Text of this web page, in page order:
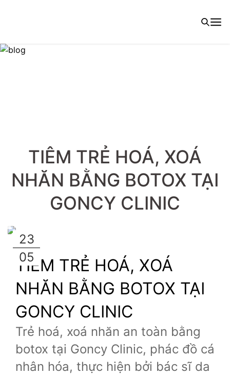
TIÊM TRẺ HOÁ, XOÁ
NHĂN BẰNG BOTOX TẠI
GONCY CLINIC
23
05
TIÊM TRẺ HOÁ, XOÁ
NHĂN BẰNG BOTOX TẠI
GONCY CLINIC
Trẻ hoá, xoá nhăn an toàn bằng
botox tại Goncy Clinic, phác đồ cá
nhân hóa, thực hiện bởi bác sĩ da